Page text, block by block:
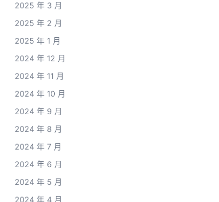
2025 年 3 月
2025 年 2 月
2025 年 1 月
2024 年 12 月
2024 年 11 月
2024 年 10 月
2024 年 9 月
2024 年 8 月
2024 年 7 月
2024 年 6 月
2024 年 5 月
2024 年 4 月